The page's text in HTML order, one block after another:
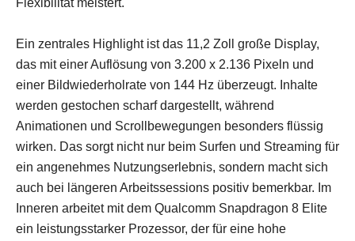
Flexibilität meistert.
Ein zentrales Highlight ist das 11,2 Zoll große Display,
das mit einer Auflösung von 3.200 x 2.136 Pixeln und
einer Bildwiederholrate von 144 Hz überzeugt. Inhalte
werden gestochen scharf dargestellt, während
Animationen und Scrollbewegungen besonders flüssig
wirken. Das sorgt nicht nur beim Surfen und Streaming für
ein angenehmes Nutzungserlebnis, sondern macht sich
auch bei längeren Arbeitssessions positiv bemerkbar. Im
Inneren arbeitet mit dem Qualcomm Snapdragon 8 Elite
ein leistungsstarker Prozessor, der für eine hohe